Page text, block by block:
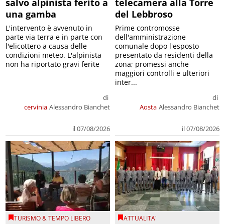
salvo alpinista ferito a
una gamba
cervinia
di
Alessandro Bianchet
il 07/08/2026
L'intervento è avvenuto in
parte via terra e in parte con
l'elicottero a causa delle
condizioni meteo. L'alpinista
non ha riportato gravi ferite
telecamera alla Torre
del Lebbroso
Aosta
di
Alessandro Bianchet
il 07/08/2026
Prime contromosse
dell'amministrazione
comunale dopo l'esposto
presentato da residenti della
zona; promessi anche
maggiori controlli e ulteriori
inter...
TURISMO & TEMPO LIBERO ATTUALITA'